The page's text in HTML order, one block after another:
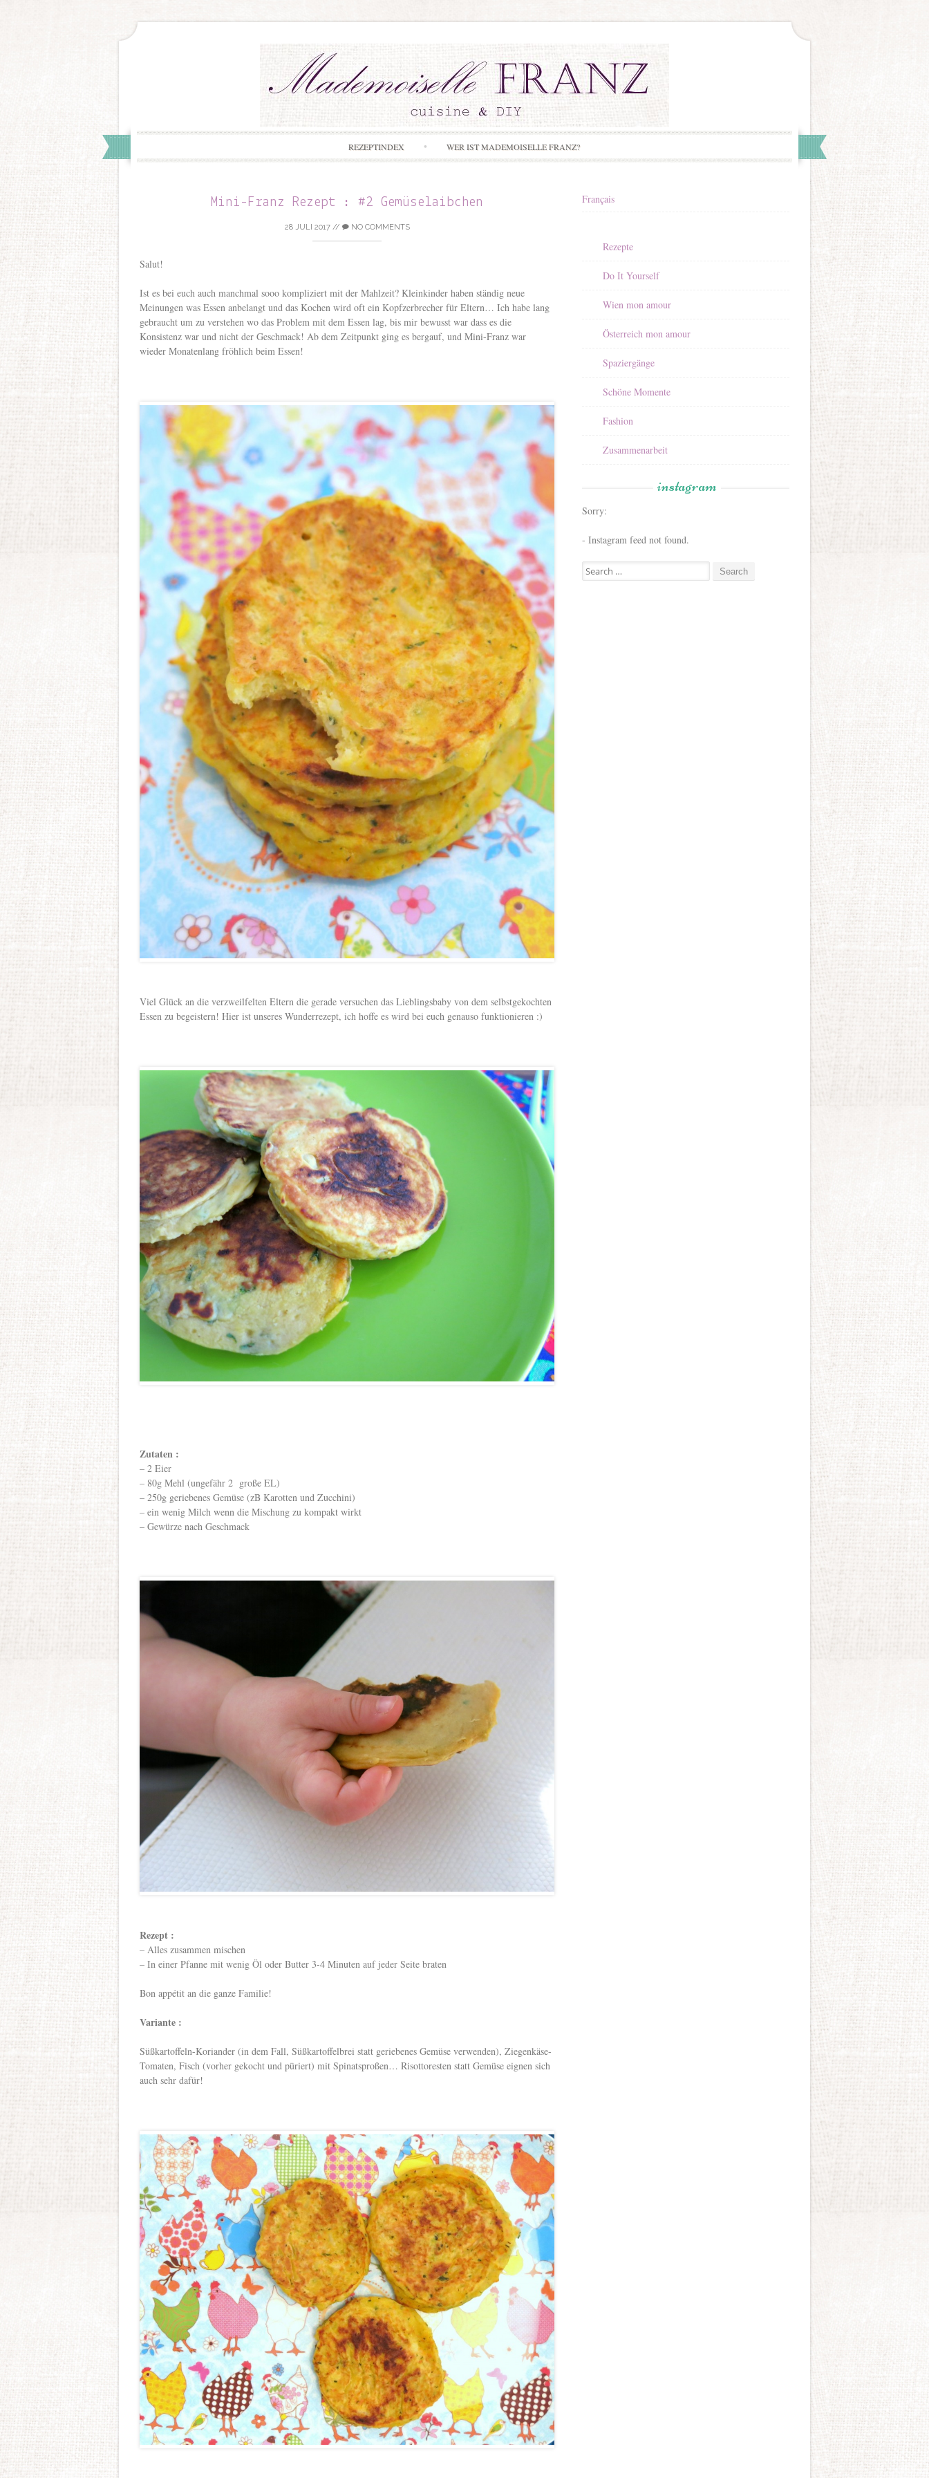
REZEPTINDEX WER IST MADEMOISELLE FRANZ?
Mini-Franz Rezept : #2 Gemüselaibchen
28 JULI 2017// NO COMMENTS
Salut!
Ist es bei euch auch manchmal sooo kompliziert mit der Mahlzeit? Kleinkinder haben ständig neue
Meinungen was Essen anbelangt und das Kochen wird oft ein Kopfzerbrecher für Eltern… Ich habe lang
gebraucht um zu verstehen wo das Problem mit dem Essen lag, bis mir bewusst war dass es die
Konsistenz war und nicht der Geschmack! Ab dem Zeitpunkt ging es bergauf, und Mini-Franz war
wieder Monatenlang fröhlich beim Essen!
Viel Glück an die verzweilfelten Eltern die gerade versuchen das Lieblingsbaby von dem selbstgekochten
Essen zu begeistern! Hier ist unseres Wunderrezept, ich hoffe es wird bei euch genauso funktionieren :)
Zutaten :
– 2 Eier
– 80g Mehl (ungefähr 2 große EL)
– 250g geriebenes Gemüse (zB Karotten und Zucchini)
– ein wenig Milch wenn die Mischung zu kompakt wirkt
– Gewürze nach Geschmack
Rezept :
– Alles zusammen mischen
– In einer Pfanne mit wenig Öl oder Butter 3-4 Minuten auf jeder Seite braten
Bon appétit an die ganze Familie!
Variante :
Süßkartoffeln-Koriander (in dem Fall, Süßkartoffelbrei statt geriebenes Gemüse verwenden), Ziegenkäse-
Tomaten, Fisch (vorher gekocht und püriert) mit Spinatsproßen… Risottoresten statt Gemüse eignen sich
auch sehr dafür!
Français
Rezepte
Do It Yourself
Wien mon amour
Österreich mon amour
Spaziergänge
Schöne Momente
Fashion
Zusammenarbeit
instagram
Sorry:
- Instagram feed not found.
Search for: